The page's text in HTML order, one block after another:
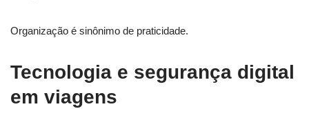
Organização é sinônimo de praticidade.
Tecnologia e segurança digital
em viagens